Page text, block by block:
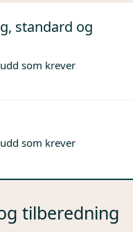
standard og
som krever
som krever
tilberedning